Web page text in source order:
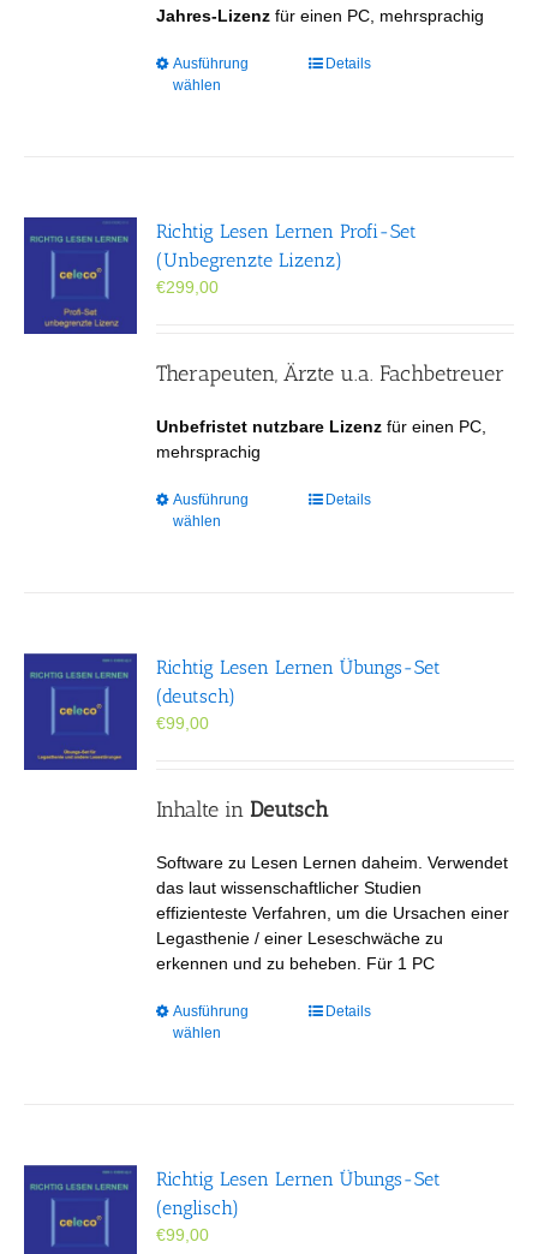
Jahres-Lizenz für einen PC, mehrsprachig
Ausführung
wählen
Dieses
Optionen
können
gewählt
Details
Richtig Lesen Lernen Profi-Set
(Unbegrenzte Lizenz)
€299,00
Therapeuten, Ärzte u.a. Fachbetreuer
Unbefristet nutzbare Lizenz für einen PC,
mehrsprachig
Ausführung
wählen
Dieses
Optionen
gewählt
Details
Richtig Lesen Lernen Übungs-Set
(deutsch)
€99,00
Inhalte in Deutsch
Software zu Lesen Lernen daheim. Verwendet
das laut wissenschaftlicher Studien
effizienteste Verfahren, um die Ursachen einer
Legasthenie / einer Leseschwäche zu
erkennen und zu beheben. Für 1 PC
Ausführung
wählen
Dieses
Optionen
Details
Richtig Lesen Lernen Übungs-Set
(englisch)
€99,00